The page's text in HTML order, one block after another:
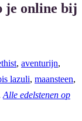
je online bij
, aventurijn,
lazuli, maansteen,
Alle edelstenen op